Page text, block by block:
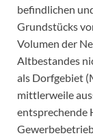
befindlichen
Grundstücks
Volumen der
Altbestandes
als Dorfgebiet
mittlerweile
entsprechende